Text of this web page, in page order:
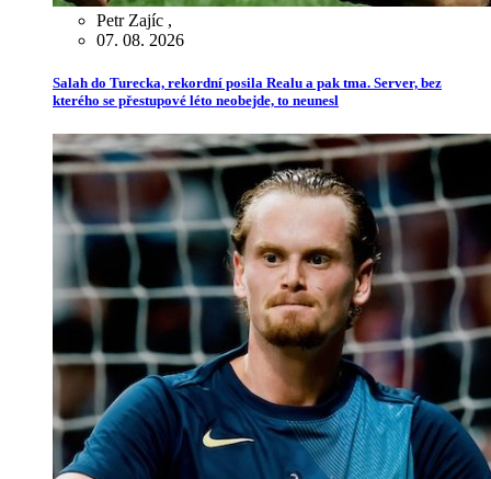
Petr Zajíc ,
07. 08. 2026
Salah do Turecka, rekordní posila Realu a pak tma. Server, bez
kterého se přestupové léto neobejde, to neunesl